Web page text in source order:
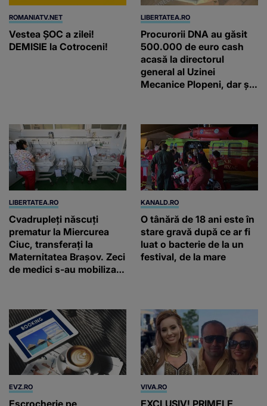
ROMANIATV.NET
Vestea ȘOC a zilei!
DEMISIE la Cotroceni!
LIBERTATEA.RO
Procurorii DNA au găsit
500.000 de euro cash
acasă la directorul
general al Uzinei
Mecanice Plopeni, dar și
LIBERTATEA.RO
Cvadrupleți născuți
prematur la Miercurea
Ciuc, transferați la
Maternitatea Brașov. Zeci
de medici s-au mobilizat
800 grame
KANALD.RO
O tânără de 18 ani este în
stare gravă după ce ar fi
luat o bacterie de la un
festival, de la mare
EVZ.RO VIVA.RO